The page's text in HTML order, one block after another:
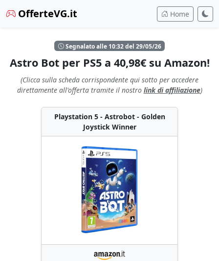
OfferteVG.it Home
Segnalato alle 10:32 del 29/05/26
Astro Bot per PS5 a 40,98€ su Amazon!
(Clicca sulla scheda corrispondente qui sotto per accedere
direttamente all'offerta tramite il nostro link di affiliazione)
Playstation 5 - Astrobot - Golden
Joystick Winner